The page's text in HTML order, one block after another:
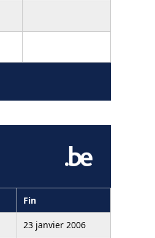
Fin
23 janvier 2006